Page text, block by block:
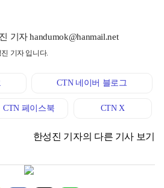
기자 handumok@hanmail.net
기자 입니다.
CTN 네이버 블로그
CTN 페이스북 CTN X
한성진 기자의 다른 기사 보기